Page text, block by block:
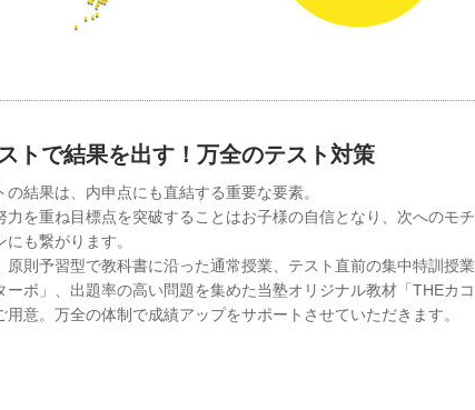
トで結果を出す！万全のテスト対策
の結果は、内申点にも直結する重要な要素。
力を重ね目標点を突破することはお子様の自信となり、次へのモチ
にも繋がります。
原則予習型で教科書に沿った通常授業、テスト直前の集中特訓授業
ーボ」、出題率の高い問題を集めた当塾オリジナル教材「THEカコ
用意。万全の体制で成績アップをサポートさせていただきます。